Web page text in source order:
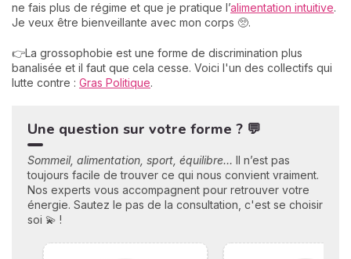
ne fais plus de régime et que je pratique l’alimentation intuitive.
Je veux être bienveillante avec mon corps 🥺.
👉La grossophobie est une forme de discrimination plus
banalisée et il faut que cela cesse. Voici l'un des collectifs qui
lutte contre : Gras Politique.
Une question sur votre forme ? 💬
Sommeil, alimentation, sport, équilibre… Il n’est pas
toujours facile de trouver ce qui nous convient vraiment.
Nos experts vous accompagnent pour retrouver votre
énergie. Sautez le pas de la consultation, c'est se choisir
soi 💫 !